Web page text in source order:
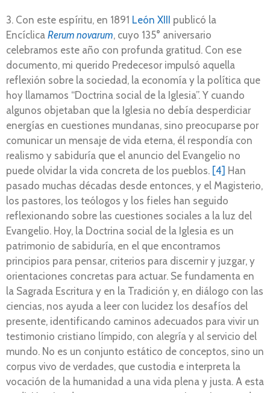
3. Con este espíritu, en 1891 León XIII
publicó la
Encíclica Rerum novarum, cuyo 135° aniversario
celebramos este año con profunda gratitud. Con ese
documento, mi querido Predecesor impulsó aquella
reflexión sobre la sociedad, la economía y la política que
hoy llamamos “Doctrina social de la Iglesia”. Y cuando
algunos objetaban que la Iglesia no debía desperdiciar
energías en cuestiones mundanas, sino preocuparse por
comunicar un mensaje de vida eterna, él respondía con
realismo y sabiduría que el anuncio del Evangelio no
puede olvidar la vida concreta de los pueblos. [4] Han
pasado muchas décadas desde entonces, y el Magisterio,
los pastores, los teólogos y los fieles han seguido
reflexionando sobre las cuestiones sociales a la luz del
Evangelio. Hoy, la Doctrina social de la Iglesia es un
patrimonio de sabiduría, en el que encontramos
principios para pensar, criterios para discernir y juzgar, y
orientaciones concretas para actuar. Se fundamenta en
la Sagrada Escritura y en la Tradición y, en diálogo con las
ciencias, nos ayuda a leer con lucidez los desafíos del
presente, identificando caminos adecuados para vivir un
testimonio cristiano límpido, con alegría y al servicio del
mundo. No es un conjunto estático de conceptos, sino un
corpus vivo de verdades, que custodia e interpreta la
vocación de la humanidad a una vida plena y justa. A esta